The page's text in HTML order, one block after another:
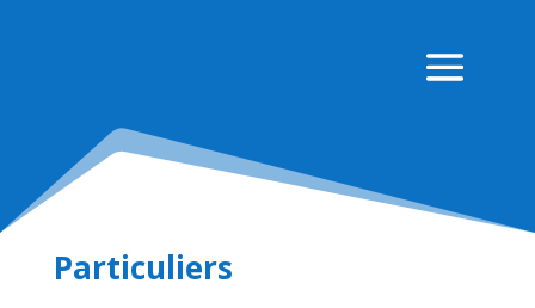
Particuliers